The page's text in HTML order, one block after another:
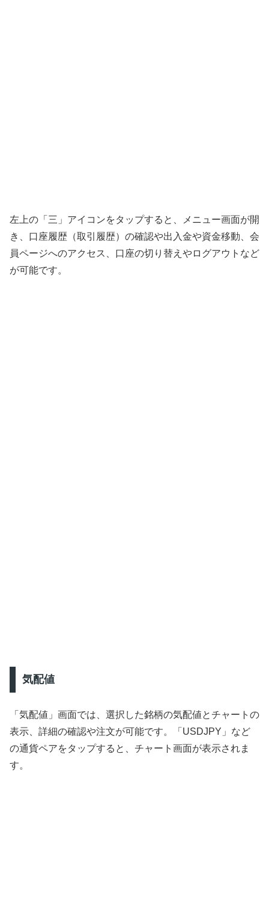
左上の「三」アイコンをタップすると、メニュー画面が開
き、口座履歴（取引履歴）の確認や出入金や資金移動、会
員ページへのアクセス、口座の切り替えやログアウトなど
が可能です。
気配値
「気配値」画面では、選択した銘柄の気配値とチャートの
表示、詳細の確認や注文が可能です。「USDJPY」など
の通貨ペアをタップすると、チャート画面が表示されま
す。